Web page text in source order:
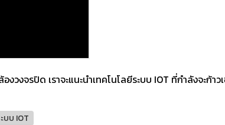
จรปิด เราจะแนะนำเทคโนโลยีระบบ IOT ที่กำลังจะก้า
บบ IOT